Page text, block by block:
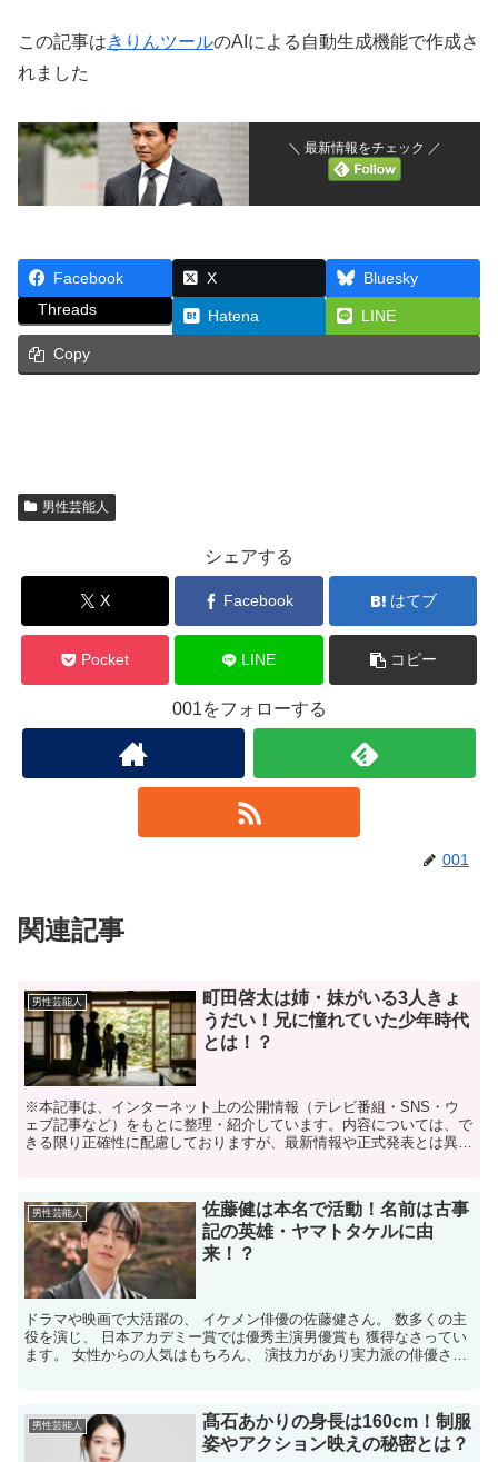
この記事はきりんツールのAIによる自動生成機能で作成さ
れました
＼ 最新情報をチェック ／
Facebook X
Bluesky
Threads
Hatena LINE
Copy
男性芸能人
シェアする
X Facebook はてブ
Pocket LINE コピー
001をフォローする
001
関連記事
男性芸能人
町田啓太は姉・妹がいる3人きょ
うだい！兄に憧れていた少年時代
とは！？
※本記事は、インターネット上の公開情報（テレビ番組・SNS・ウ
ェブ記事など）をもとに整理・紹介しています。内容については、で
きる限り正確性に配慮しておりますが、最新情報や正式発表とは異な
男性芸能人
佐藤健は本名で活動！名前は古事
記の英雄・ヤマトタケルに由
来！？
ドラマや映画で大活躍の、 イケメン俳優の佐藤健さん。 数多くの主
役を演じ、 日本アカデミー賞では優秀主演男優賞も 獲得なさってい
ます。 女性からの人気はもちろん、 演技力があり実力派の俳優さん
男性芸能人
髙石あかりの身長は160cm！制服
姿やアクション映えの秘密とは？